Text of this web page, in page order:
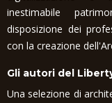
inestimabile
disposizione dei
con la creazione
Gli autori del
Una selezione di